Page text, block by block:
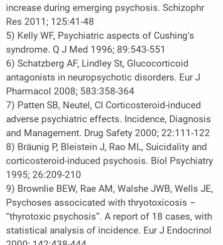
increase during emerging psychosis. Schizophr
Res 2011; 125:41-48
5) Kelly WF, Psychiatric aspects of Cushing’s
syndrome. Q J Med 1996; 89:543-551
6) Schatzberg AF, Lindley St, Glucocorticoid
antagonists in neuropsychotic disorders. Eur J
Pharmacol 2008; 583:358-364
7) Patten SB, Neutel, CI Corticosteroid-induced
adverse psychiatric effects. Incidence, Diagnosis
and Management. Drug Safety 2000; 22:111-122
8) Bräunig P, Bleistein J, Rao ML, Suicidality and
corticosteroid-induced psychosis. Biol Psychiatry
1995; 26:209-210
9) Brownlie BEW, Rae AM, Walshe JWB, Wells JE,
Psychoses associcated with thryotoxicosis –
“thyrotoxic psychosis”. A report of 18 cases, with
statistical analysis of incidence. Eur J Endocrinol